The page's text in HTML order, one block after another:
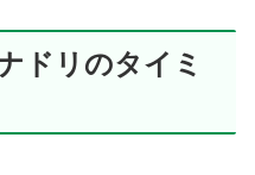
ドリのタイミ